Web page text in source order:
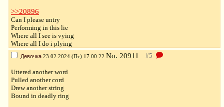
>>20896
Can I please untry
Performing in this lie
Where all I see is vying
Where all I do i plying
Девочка 23.02.2024 (Пт) 17:00:22 No. 20911
Uttered another word
Pulled another cord
Drew another string
Bound in deadly ring